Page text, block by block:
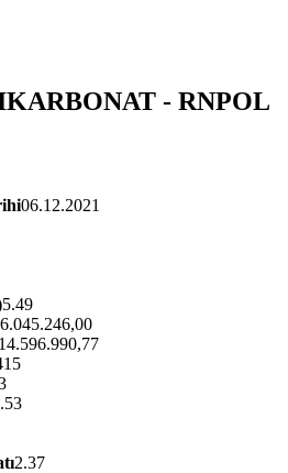
- RNPOL
06.12.2021
5.49
6.045.246,00
14.596.990,77
2.37